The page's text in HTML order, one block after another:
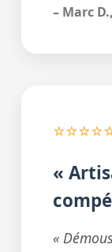
– Marc
«
«